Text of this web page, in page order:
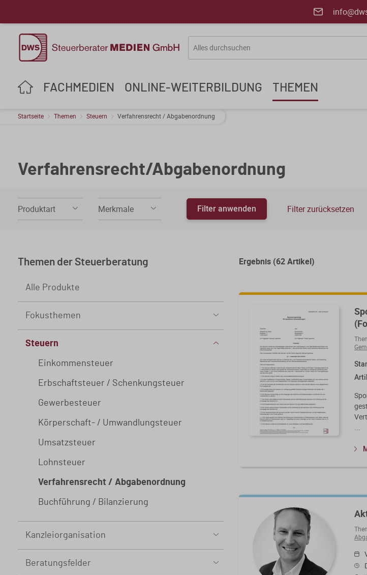
FACHMEDIEN ONLINE-WEITERBILDUNG THEMEN
Startseite Themen Steuern Verfahrensrecht / Abgabenordnung
Verfahrensrecht/Abgabenordnung
Produktart
Formular
Buch
Mandanten-Info
Seminar
Paket
Abonnement
Merkmale
Aktualisiert
Filter zurücksetzen
Filter anwenden
Themen der Steuerberatung
Alle Produkte
Fokusthemen
Steuern
Einkommensteuer
Erbschaftsteuer / Schenkungsteuer
Gewerbesteuer
Körperschaft- / Umwandlungsteuer
Umsatzsteuer
Lohnsteuer
Verfahrensrecht / Abgabenordnung
Buchführung / Bilanzierung
Kanzleiorganisation
Beratungsfelder
Ergebnis (62 Artikel)
...